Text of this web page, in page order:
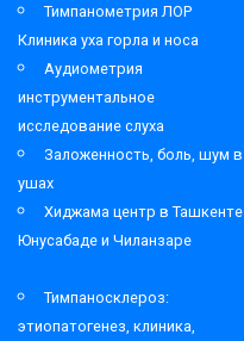
Тимпанометрия ЛОР
Клиника уха горла и носа
Аудиометрия
инструментальное
исследование слуха
Заложенность, боль, шум в
ушах
Хиджама центр в Ташкенте
Юнусабаде и Чиланзаре
Тимпаносклероз:
этиопатогенез, клиника,